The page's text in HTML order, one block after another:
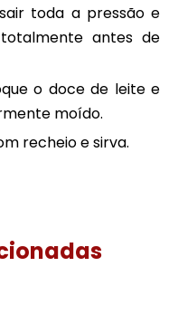
toda a pressão e
antes de
o doce de leite e
moído.
recheio e sirva.